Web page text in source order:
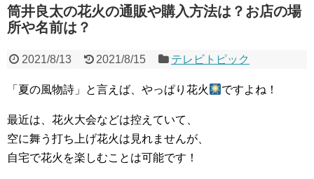
筒井良太の花火の通販や購入方法は？お店の場
所や名前は？
2021/8/13 2021/8/15 テレビトピック
「夏の風物詩」と言えば、やっぱり花火 ですよね！
最近は、花火大会などは控えていて、
空に舞う打ち上げ花火は見れませんが、
自宅で花火を楽しむことは可能です！